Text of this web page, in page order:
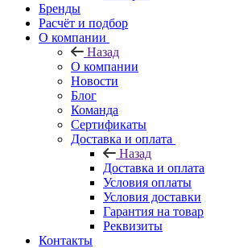
Бренды
Расчёт и подбор
О компании
Назад
О компании
Новости
Блог
Команда
Сертификаты
Доставка и оплата
Назад
Доставка и оплата
Условия оплаты
Условия доставки
Гарантия на товар
Реквизиты
Контакты